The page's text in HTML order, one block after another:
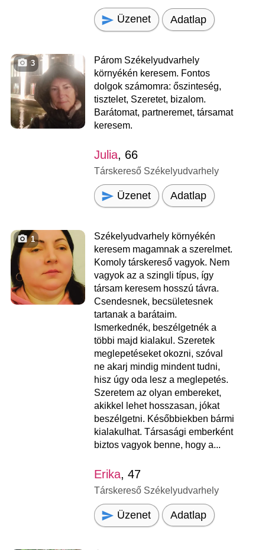
Üzenet Adatlap
3
Párom Székelyudvarhely
környékén keresem. Fontos
dolgok számomra: őszinteség,
tisztelet, Szeretet, bizalom.
Barátomat, partneremet, társamat
keresem.
Julia, 66
Társkereső Székelyudvarhely
Üzenet Adatlap
1
Székelyudvarhely környékén
keresem magamnak a szerelmet.
Komoly társkereső vagyok. Nem
vagyok az a szingli típus, így
társam keresem hosszú távra.
Csendesnek, becsületesnek
tartanak a barátaim.
Ismerkednék, beszélgetnék a
többi majd kialakul. Szeretek
meglepetéseket okozni, szóval
ne akarj mindig mindent tudni,
hisz úgy oda lesz a meglepetés.
Szeretem az olyan embereket,
akikkel lehet hosszasan, jókat
beszélgetni. Későbbiekben bármi
kialakulhat. Társasági emberként
biztos vagyok benne, hogy a...
Erika, 47
Társkereső Székelyudvarhely
Üzenet Adatlap